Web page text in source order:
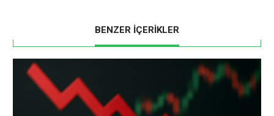
BENZER İÇERİKLER